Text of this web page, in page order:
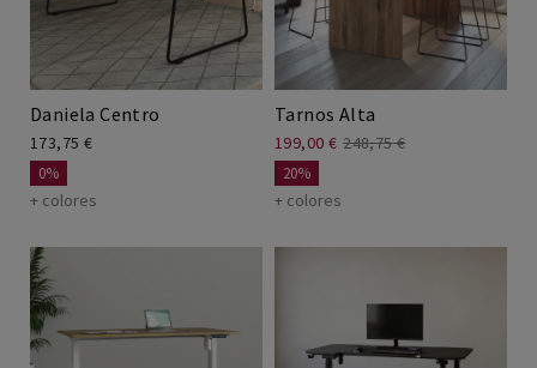
Daniela Centro
173,75 €
0%
+ colores
Tarnos Alta
199,00 € 248,75 €
20%
+ colores